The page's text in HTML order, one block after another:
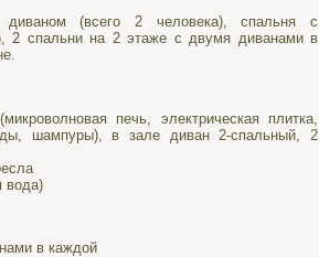
диваном (всего 2 человека), спальня с
2 спальни на 2 этаже с двумя диванами в
печь, электрическая плитка,
шампуры), в зале диван 2-спальный, 2
вода)
в каждой